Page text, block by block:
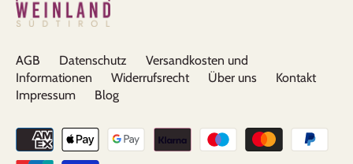
AGB Datenschutz
Versandkosten und
Informationen
Widerrufsrecht Über uns
Kontakt
Impressum
Blog